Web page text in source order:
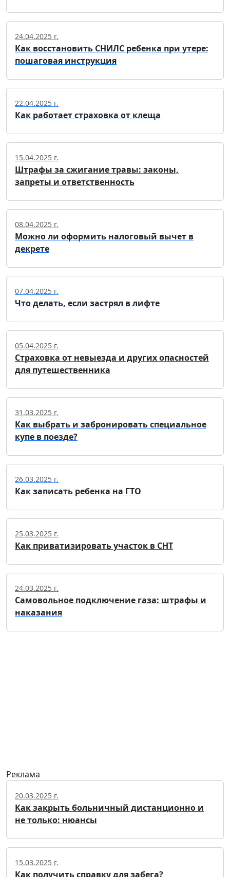
24.04.2025 г.
Как восстановить СНИЛС ребенка при утере:
пошаговая инструкция
22.04.2025 г.
Как работает страховка от клеща
15.04.2025 г.
Штрафы за сжигание травы: законы,
запреты и ответственность
08.04.2025 г.
Можно ли оформить налоговый вычет в
декрете
07.04.2025 г.
Что делать, если застрял в лифте
05.04.2025 г.
Страховка от невыезда и других опасностей
для путешественника
31.03.2025 г.
Как выбрать и забронировать специальное
купе в поезде?
26.03.2025 г.
Как записать ребенка на ГТО
25.03.2025 г.
Как приватизировать участок в СНТ
24.03.2025 г.
Самовольное подключение газа: штрафы и
наказания
Реклама
20.03.2025 г.
Как закрыть больничный дистанционно и
не только: нюансы
15.03.2025 г.
Как получить справку для забега?